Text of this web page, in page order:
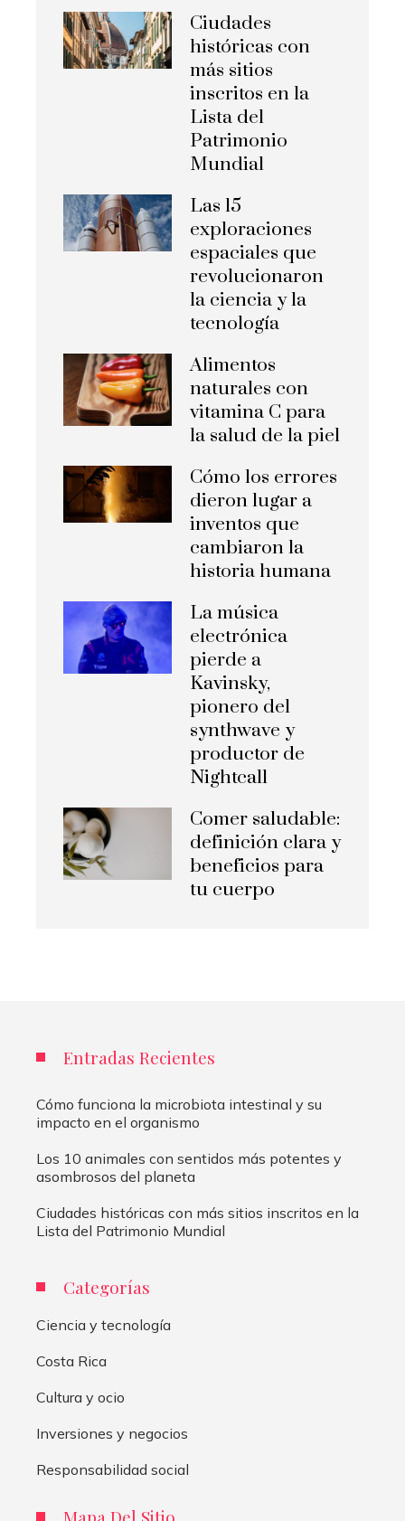
Ciudades
históricas con
más sitios
inscritos en la
Lista del
Patrimonio
Mundial
Las 15
exploraciones
espaciales que
revolucionaron
la ciencia y la
tecnología
Alimentos
naturales con
vitamina C para
la salud de la piel
Cómo los errores
dieron lugar a
inventos que
cambiaron la
historia humana
La música
electrónica
pierde a
Kavinsky,
pionero del
synthwave y
productor de
Nightcall
Comer saludable:
definición clara y
beneficios para
tu cuerpo
Entradas Recientes
Cómo funciona la microbiota intestinal y su
impacto en el organismo
Los 10 animales con sentidos más potentes y
asombrosos del planeta
Ciudades históricas con más sitios inscritos en la
Lista del Patrimonio Mundial
Categorías
Ciencia y tecnología
Costa Rica
Cultura y ocio
Inversiones y negocios
Responsabilidad social